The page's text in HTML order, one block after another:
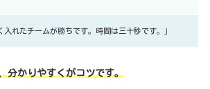
入れたチームが勝ちです。時間は三十秒です。」
分かりやすくがコツです。